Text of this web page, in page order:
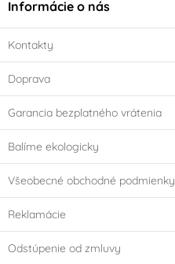
Informácie o nás
Kontakty
Doprava
Garancia bezplatného vrátenia
Balíme ekologicky
Všeobecné obchodné podmienky
Reklamácie
Odstúpenie od zmluvy